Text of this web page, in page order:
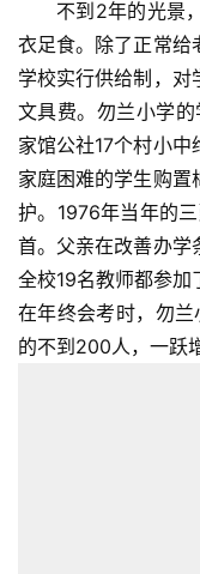
不到2年的光景
衣足食。除了正常给
学校实行供给制，对
文具费。勿兰小学
家馆公社17个村小
家庭困难的学生购置
护。1976年当年的
首。父亲在改善办学
全校19名教师都参加
在年终会考时，勿
的不到200人，一跃